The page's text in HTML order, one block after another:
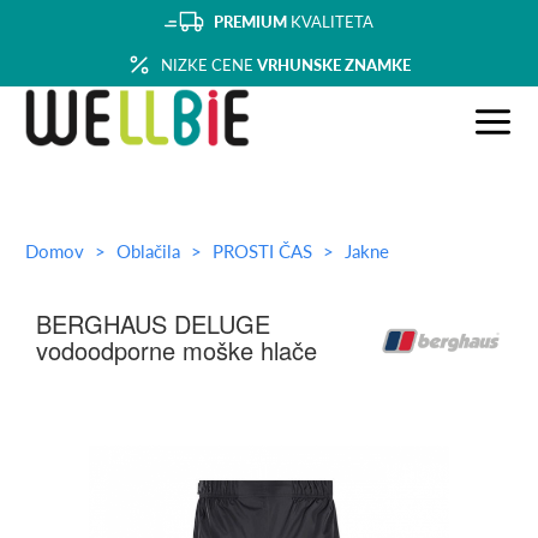
PREMIUM KVALITETA
NIZKE CENE VRHUNSKE ZNAMKE
Domov Oblačila PROSTI ČAS Jakne
BERGHAUS DELUGE
vodoodporne moške hlače